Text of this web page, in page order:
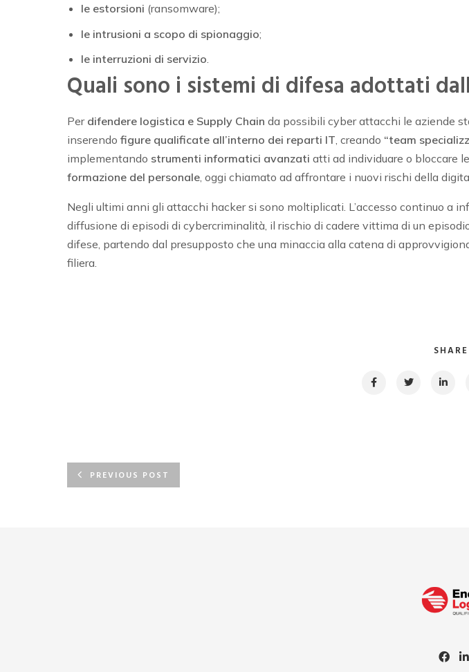
le estorsioni (ransomware);
le intrusioni a scopo di spionaggio;
le interruzioni di servizio.
Quali sono i sistemi di difesa adottati
Per difendere logistica e Supply Chain da possibili cyber attacchi le aziende
inserendo figure qualificate all’interno dei reparti IT, creando “team
implementando strumenti informatici avanzati atti ad individuare o bloccare
formazione del personale, oggi chiamato ad affrontare i nuovi rischi della
Negli ultimi anni gli attacchi hacker si sono moltiplicati. L’accesso continuo a
diffusione di episodi di cybercriminalità, il rischio di cadere vittima di un
difese, partendo dal presupposto che una minaccia alla catena di
filiera.
PREVIOUS POST